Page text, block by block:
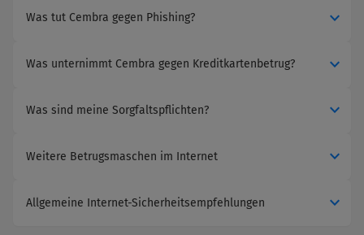
Was tut Cembra gegen Phishing? expand_more
Was unternimmt Cembra gegen Kreditkartenbetrug? expand_more
Was sind meine Sorgfaltspflichten? expand_more
Weitere Betrugsmaschen im Internet expand_more
Allgemeine Internet-Sicherheitsempfehlungen expand_more